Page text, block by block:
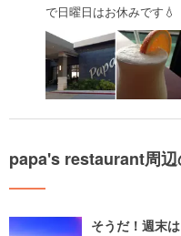
で日曜日はお休みです💧
papa's restaurant周辺
そうだ！週末